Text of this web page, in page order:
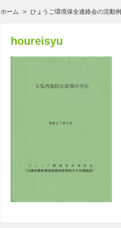
ホーム ひょうご環境保全連絡会の活動例
houreisyu